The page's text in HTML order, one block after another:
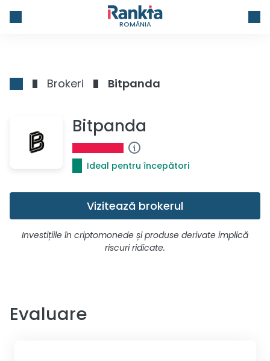
ROMÂNIA
Brokeri Bitpanda
Bitpanda
Ideal pentru începători
Vizitează brokerul
Investițiile în criptomonede și produse derivate implică
riscuri ridicate.
Evaluare